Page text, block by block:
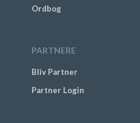
Ordbog
PARTNERE
Bliv Partner
Partner Login